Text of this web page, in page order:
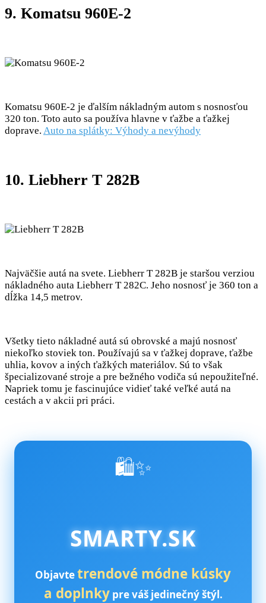
9. Komatsu 960E-2
Komatsu 960E-2 je ďalším nákladným autom s nosnosťou
320 ton. Toto auto sa používa hlavne v ťažbe a ťažkej
doprave. Auto na splátky: Výhody a nevýhody
10. Liebherr T 282B
Najväčšie autá na svete. Liebherr T 282B je staršou verziou
nákladného auta Liebherr T 282C. Jeho nosnosť je 360 ton a
dĺžka 14,5 metrov.
Všetky tieto nákladné autá sú obrovské a majú nosnosť
niekoľko stoviek ton. Používajú sa v ťažkej doprave, ťažbe
uhlia, kovov a iných ťažkých materiálov. Sú to však
špecializované stroje a pre bežného vodiča sú nepoužiteľné.
Napriek tomu je fascinujúce vidieť také veľké autá na
cestách a v akcii pri práci.
🛍️✨
SMARTY.SK
Objavtetrendové módne kúsky
a doplnkypre váš jedinečný štýl.